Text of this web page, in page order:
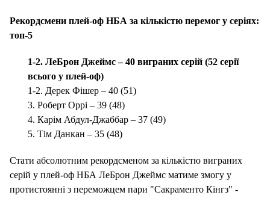
Рекордсмени плей-оф НБА за кількістю перемог у серіях:
топ-5
1-2. ЛеБрон Джеймс – 40 виграних серій (52 серії
всього у плей-оф)
1-2. Дерек Фішер – 40 (51)
3. Роберт Оррі – 39 (48)
4. Карім Абдул-Джаббар – 37 (49)
5. Тім Данкан – 35 (48)
Стати абсолютним рекордсменом за кількістю виграних
серій у плей-оф НБА ЛеБрон Джеймс матиме змогу у
протистоянні з переможцем пари "Сакраменто Кінгз" -